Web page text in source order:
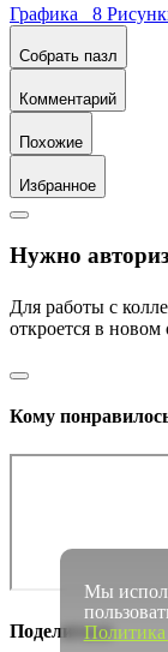
Графика 8
Собрать пазл
Комментарий
Похожие
Избранное
Нужно
Для работы с
откроется в новом
Кому
Поделиться
Мы
Политика